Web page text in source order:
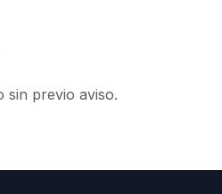
sin previo aviso.